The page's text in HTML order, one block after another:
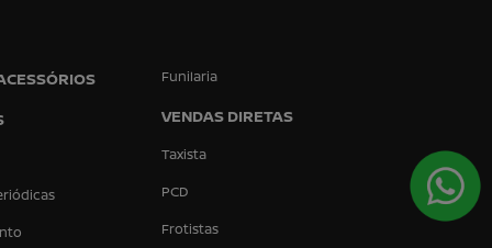
Funilaria
VENDAS DIRETAS
Taxista
PCD
Frotistas